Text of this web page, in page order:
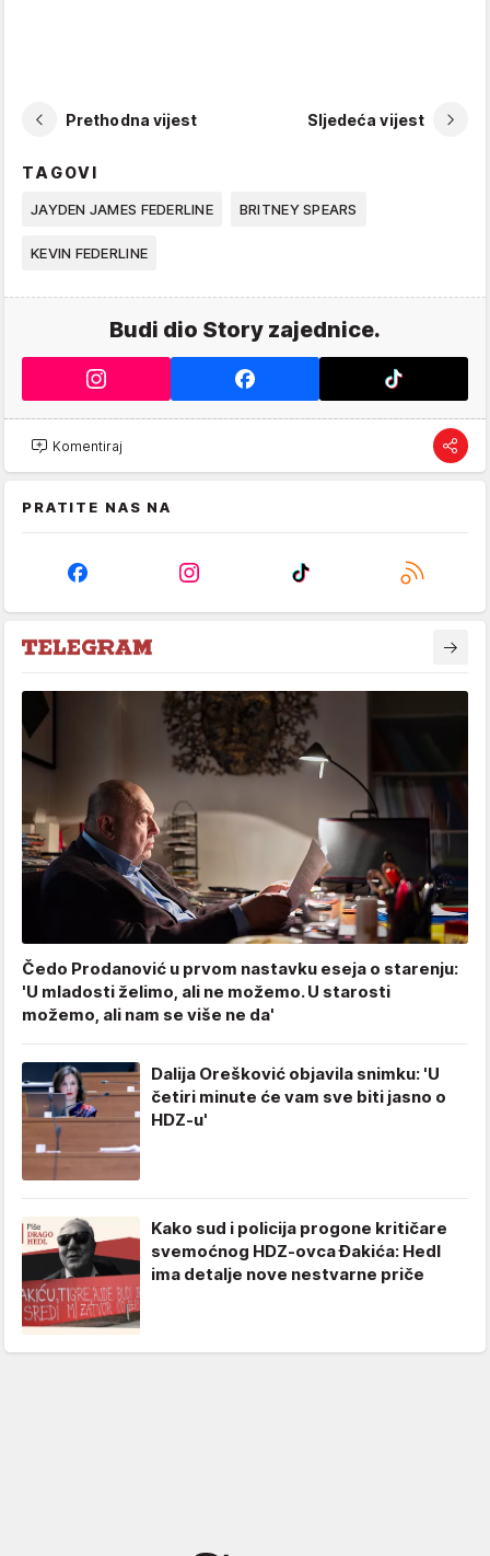
Prethodna vijest Sljedeća vijest
TAGOVI
JAYDEN JAMES FEDERLINE BRITNEY SPEARS
KEVIN FEDERLINE
Budi dio Story zajednice.
Komentiraj
PRATITE NAS NA
Čedo Prodanović u prvom nastavku eseja o starenju:
'U mladosti želimo, ali ne možemo. U starosti
možemo, ali nam se više ne da'
Dalija Orešković objavila snimku: 'U
četiri minute će vam sve biti jasno o
HDZ-u'
Kako sud i policija progone kritičare
svemoćnog HDZ-ovca Đakića: Hedl
ima detalje nove nestvarne priče